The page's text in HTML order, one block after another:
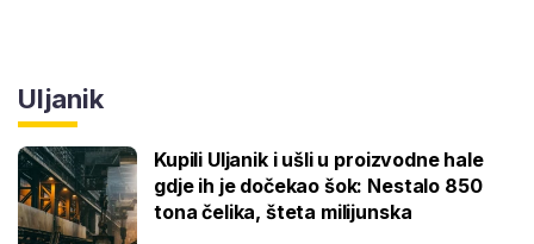
Uljanik
Kupili Uljanik i ušli u proizvodne hale
gdje ih je dočekao šok: Nestalo 850
tona čelika, šteta milijunska